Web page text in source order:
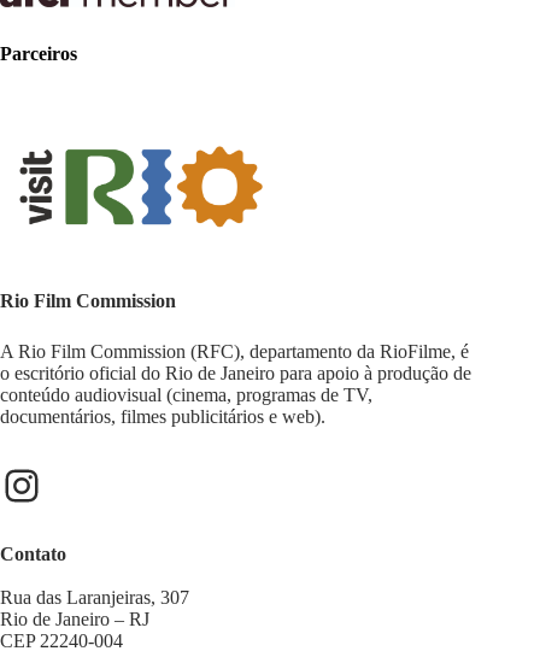
Parceiros
Rio Film Commission
A Rio Film Commission (RFC), departamento da RioFilme, é
o escritório oficial do Rio de Janeiro para apoio à produção de
conteúdo audiovisual (cinema, programas de TV,
documentários, filmes publicitários e web).
Contato
Rua das Laranjeiras, 307
Rio de Janeiro – RJ
CEP 22240-004